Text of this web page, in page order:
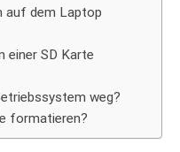
auf dem Laptop
einer SD Karte
weg?
formatieren?